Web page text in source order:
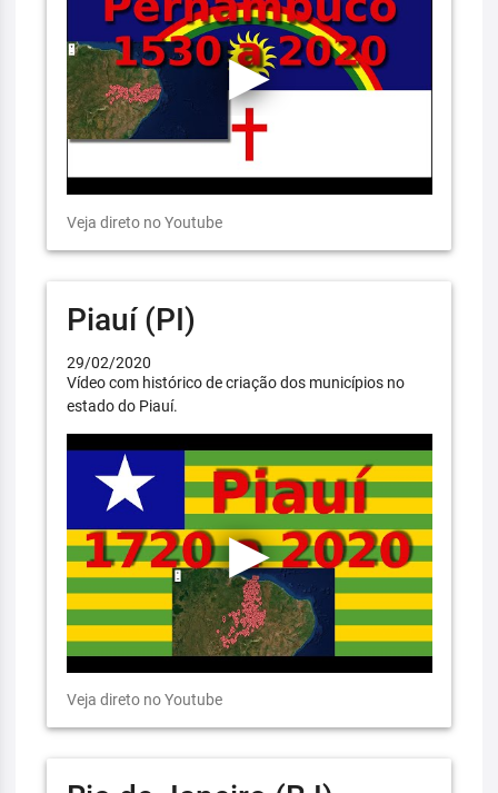
Veja direto no Youtube
Piauí (PI)
29/02/2020
Vídeo com histórico de criação dos municípios no
estado do Piauí.
Veja direto no Youtube